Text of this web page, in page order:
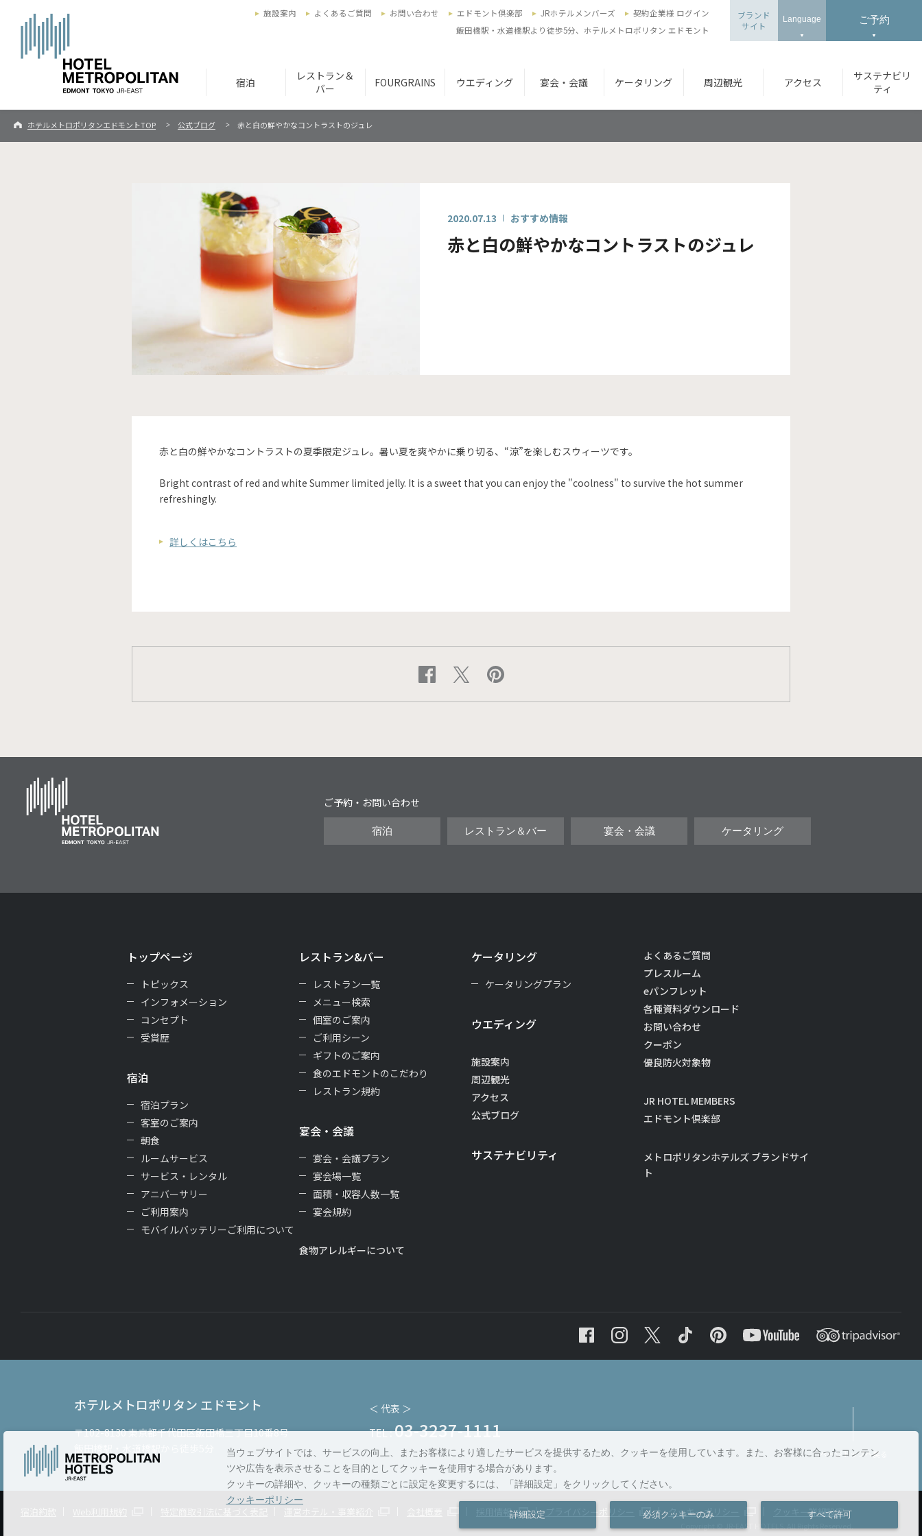
宿泊
レストラン＆
バー
FOURGRAINS ウエディング 宴会・会議 ケータリング 周辺観光 アクセス
サステナビリ
ティ
施設案内 よくあるご質問 お問い合わせ エドモント倶楽部 JRホテルメンバーズ
契約企業様 ログイン
飯田橋駅・水道橋駅より徒歩5分、ホテルメトロポリタン エドモント
ブランド
サイト
Language ご予約
ホテルメトロポリタンエドモントTOP 公式ブログ 赤と白の鮮やかなコントラストのジュレ
2020.07.13 おすすめ情報
赤と白の鮮やかなコントラストのジュレ
赤と白の鮮やかなコントラストの夏季限定ジュレ。暑い夏を爽やかに乗り切る、“涼”を楽しむスウィーツです。
Bright contrast of red and white Summer limited jelly. It is a sweet that you can enjoy the "coolness" to survive the hot summer
refreshingly.
詳しくはこちら
ご予約・お問い合わせ
宿泊 レストラン＆バー 宴会・会議 ケータリング
トップページ
トピックス
インフォメーション
コンセプト
受賞歴
宿泊
宿泊プラン
客室のご案内
朝食
ルームサービス
サービス・レンタル
アニバーサリー
ご利用案内
モバイルバッテリーご利用について
レストラン&バー
レストラン一覧
メニュー検索
個室のご案内
ご利用シーン
ギフトのご案内
食のエドモントのこだわり
レストラン規約
宴会・会議
宴会・会議プラン
宴会場一覧
面積・収容人数一覧
宴会規約
食物アレルギーについて
ケータリング
ケータリングプラン
ウエディング
施設案内
周辺観光
アクセス
公式ブログ
サステナビリティ
よくあるご質問
プレスルーム
eパンフレット
各種資料ダウンロード
お問い合わせ
クーポン
優良防火対象物
JR HOTEL MEMBERS
エドモント倶楽部
メトロポリタンホテルズ ブランドサイ
ト
ホテルメトロポリタン エドモント
〒102-8130東京都千代田区飯田橋三丁目10番8号
＜ 代表 ＞
TEL :03-3237-1111
ページトップへ戻る
採用情報 クッキーポリシー クッキー詳細設定
Copyright © JR-EAST HOTELS. All Rights Reserved.
当ウェブサイトでは、サービスの向上、またお客様により適したサービスを提供するため、クッキーを使用しています。また、お客様に合ったコンテン
ツや広告を表示させることを目的としてクッキーを使用する場合があります。
クッキーの詳細や、クッキーの種類ごとに設定を変更するには、「詳細設定」をクリックしてください。
クッキーポリシー
すべて許可
必須クッキーのみ
詳細設定